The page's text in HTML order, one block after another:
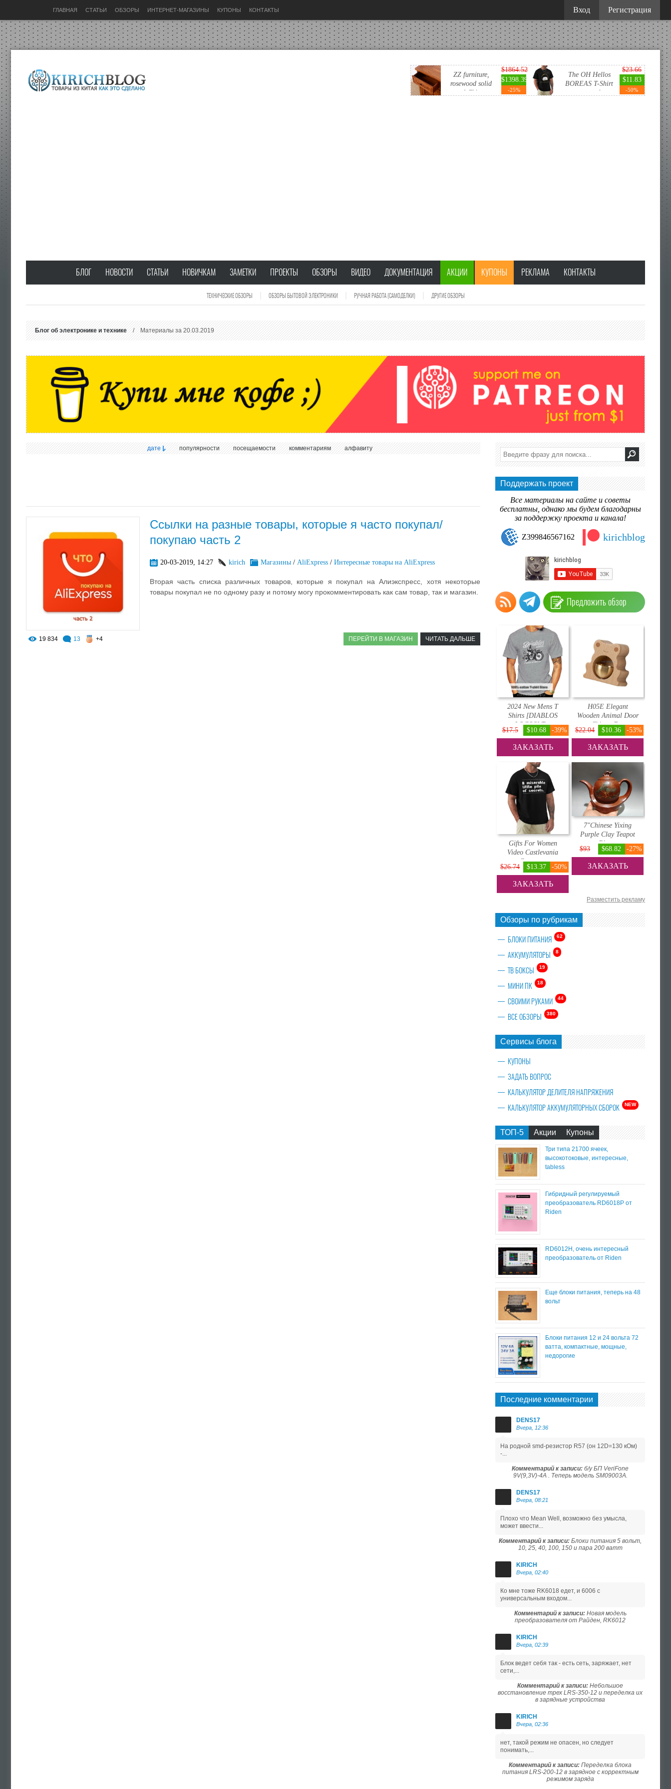
ZZ furniture,
rosewood solid
wood Chines...
$1864.52
$1398.39
-25%
The OH Hellos
BOREAS T-Shirt
custom t-sh...
$23.66
$11.83
-50%
БЛОГ НОВОСТИ СТАТЬИ НОВИЧКАМ ЗАМЕТКИ ПРОЕКТЫ ОБЗОРЫ ВИДЕО ДОКУМЕНТАЦИЯ АКЦИИ КУПОНЫ РЕКЛАМА КОНТАКТЫ
ТЕХНИЧЕСКИЕ ОБЗОРЫ ОБЗОРЫ БЫТОВОЙ ЭЛЕКТРОНИКИ РУЧНАЯ РАБОТА (САМОДЕЛКИ) ДРУГИЕ ОБЗОРЫ
Блог об электронике и технике/ Материалы за 20.03.2019
дате популярности посещаемости комментариям алфавиту
19 834 13 +4
Ссылки на разные товары, которые я часто покупал/
покупаю часть 2
20-03-2019, 14:27 kirich Магазины/ AliExpress/ Интересные товары на AliExpress
Вторая часть списка различных товаров, которые я покупал на Алиэкспресс, хотя некоторые
товары покупал не по одному разу и потому могу прокомментировать как сам товар, так и магазин.
ПЕРЕЙТИ В МАГАЗИН ЧИТАТЬ ДАЛЬШЕ
Поддержать проект
Все материалы на сайте и советы
бесплатны, однако мы будем благодарны
за поддержку проекта и канала!
Z399846567162 kirichblog
Предложить обзор
2024 New Mens T
Shirts [DIABLOS
LOCOS] T...
$17.5 $10.68 -39%
ЗАКАЗАТЬ
H05E Elegant
Wooden Animal Door
Chimes D...
$22.04 $10.36 -53%
ЗАКАЗАТЬ
Gifts For Women
Video Castlevania
Games ...
$26.74 $13.37 -50%
ЗАКАЗАТЬ
7"Chinese Yixing
Purple Clay Teapot
Bles...
$93 $68.82 -27%
ЗАКАЗАТЬ
Разместить рекламу
Обзоры по рубрикам
62
БЛОКИ ПИТАНИЯ
8
АККУМУЛЯТОРЫ
19
ТВ БОКСЫ
18
МИНИ ПК
44
СВОИМИ РУКАМИ
380
ВСЕ ОБЗОРЫ
Сервисы блога
КУПОНЫ
ЗАДАТЬ ВОПРОС
КАЛЬКУЛЯТОР ДЕЛИТЕЛЯ НАПРЯЖЕНИЯ
NEW
КАЛЬКУЛЯТОР АККУМУЛЯТОРНЫХ СБОРОК
ТОП-5 Акции Купоны
Три типа 21700 ячеек,
высокотоковые, интересные,
tabless
Гибридный регулируемый
преобразователь RD6018P от
Riden
RD6012H, очень интересный
преобразователь от Riden
Еще блоки питания, теперь на 48
вольт
Блоки питания 12 и 24 вольта 72
ватта, компактные, мощные,
недорогие
Последние комментарии
DENS17
Вчера, 12:36
На родной smd-резистор R57 (он 12D=130 кОм)
-...
Комментарий к записи: б/у БП VeriFone
9V(9,3V)-4A . Теперь модель SM09003A.
DENS17
Вчера, 08:21
Плохо что Mean Well, возможно без умысла,
может ввести...
Комментарий к записи: Блоки питания 5 вольт,
10, 25, 40, 100, 150 и пара 200 ватт
KIRICH
Вчера, 02:40
Ко мне тоже RK6018 едет, и 6006 с
универсальным входом...
Комментарий к записи:Новая модель
преобразователя от Райден, RK6012
KIRICH
Вчера, 02:39
Блок ведет себя так - есть сеть, заряжает, нет
сети,...
Комментарий к записи: Небольшое
восстановление трех LRS-350-12 и переделка их
в зарядные устройства
KIRICH
Вчера, 02:36
нет, такой режим не опасен, но следует
понимать,...
Комментарий к записи: Переделка блока
питания LRS-200-12 в зарядное с корректным
режимом заряда
ГЛАВНАЯ СТАТЬИ ОБЗОРЫ ИНТЕРНЕТ-МАГАЗИНЫ КУПОНЫ КОНТАКТЫ Регистрация
Вход